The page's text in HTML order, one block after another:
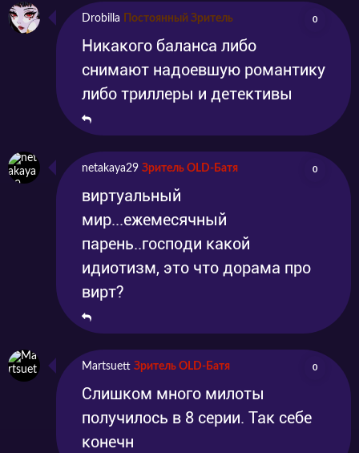
Drobilla Постоянный Зритель 0
Никакого баланса либо
снимают надоевшую романтику
либо триллеры и детективы
netakaya29 Зритель OLD-Батя 0
виртуальный
мир...ежемесячный
парень..господи какой
идиотизм, это что дорама про
вирт?
Martsuett Зритель OLD-Батя 0
Слишком много милоты
получилось в 8 серии. Так себе
конечн